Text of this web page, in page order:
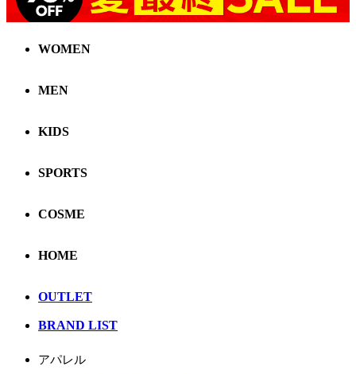
WOMEN
MEN
KIDS
SPORTS
COSME
HOME
OUTLET
BRAND LIST
アパレル